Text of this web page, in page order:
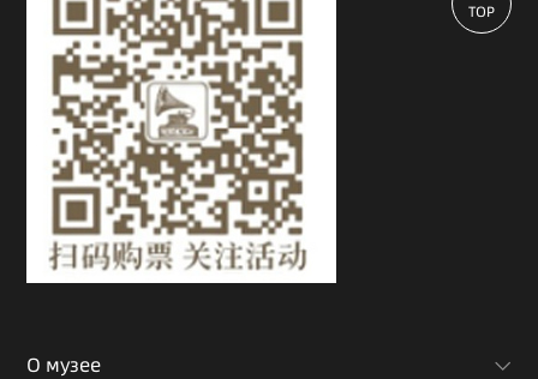
О музее
TOP